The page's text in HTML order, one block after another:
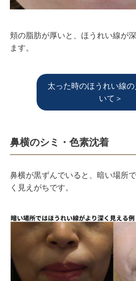
頬の脂肪が厚いと、ほうれい線が
ます。
太った時のほうれい線
いて＞
鼻横のシミ・色素沈着
鼻横が黒ずんでいると、暗い場所
く見えがちです。